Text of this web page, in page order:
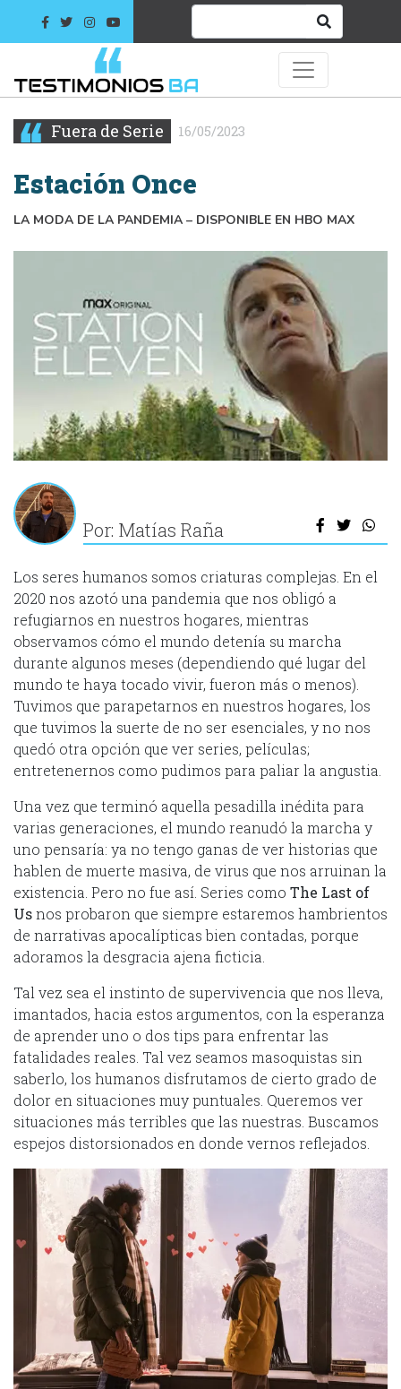
Fuera de Serie 16/05/2023
Estación Once
LA MODA DE LA PANDEMIA – DISPONIBLE EN HBO MAX
Por: Matías Raña
Los seres humanos somos criaturas complejas. En el
2020 nos azotó una pandemia que nos obligó a
refugiarnos en nuestros hogares, mientras
observamos cómo el mundo detenía su marcha
durante algunos meses (dependiendo qué lugar del
mundo te haya tocado vivir, fueron más o menos).
Tuvimos que parapetarnos en nuestros hogares, los
que tuvimos la suerte de no ser esenciales, y no nos
quedó otra opción que ver series, películas;
entretenernos como pudimos para paliar la angustia.
Una vez que terminó aquella pesadilla inédita para
varias generaciones, el mundo reanudó la marcha y
uno pensaría: ya no tengo ganas de ver historias que
hablen de muerte masiva, de virus que nos arruinan la
existencia. Pero no fue así. Series como The Last of
Usnos probaron que siempre estaremos hambrientos
de narrativas apocalípticas bien contadas, porque
adoramos la desgracia ajena ficticia.
Tal vez sea el instinto de supervivencia que nos lleva,
imantados, hacia estos argumentos, con la esperanza
de aprender uno o dos tips para enfrentar las
fatalidades reales. Tal vez seamos masoquistas sin
saberlo, los humanos disfrutamos de cierto grado de
dolor en situaciones muy puntuales. Queremos ver
situaciones más terribles que las nuestras. Buscamos
espejos distorsionados en donde vernos reflejados.